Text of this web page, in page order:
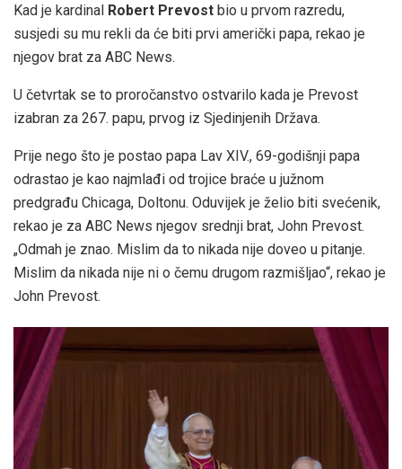
Kad je kardinal Robert Prevost bio u prvom razredu,
susjedi su mu rekli da će biti prvi američki papa, rekao je
njegov brat za ABC News.
U četvrtak se to proročanstvo ostvarilo kada je Prevost
izabran za 267. papu, prvog iz Sjedinjenih Država.
Prije nego što je postao papa Lav XIV., 69-godišnji papa
odrastao je kao najmlađi od trojice braće u južnom
predgrađu Chicaga, Doltonu. Oduvijek je želio biti svećenik,
rekao je za ABC News njegov srednji brat, John Prevost.
„Odmah je znao. Mislim da to nikada nije doveo u pitanje.
Mislim da nikada nije ni o čemu drugom razmišljao“, rekao je
John Prevost.